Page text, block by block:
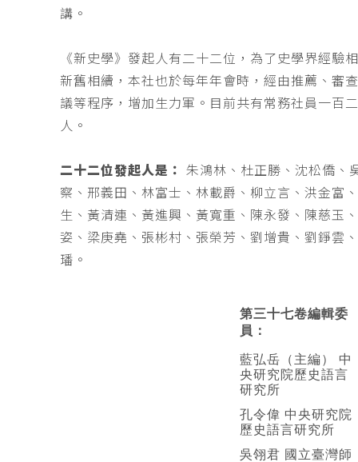
講。
《新史學》發起人有二十二位，為了史學界經驗
新舊相續，本社也於每年年會時，經由推薦、審
議等程序，增加生力軍。目前共有常務社員一百
人。
二十二位發起人是：
朱鴻林、杜正勝、沈松僑、
察、邢義田、林富士、林載爵、柳立言、洪金富
生、黃清連、黃進興、黃寬重、陳永發、陳慈玉
姿、梁庚堯、張彬村、張榮芳、劉增貴、劉錚雲
璠。
第三十七卷編輯委
員：
藍弘岳（主編） 中
央研究院歷史語言
研究所
孔令偉 中央研究院
歷史語言研究所
吳翎君 國立臺灣師